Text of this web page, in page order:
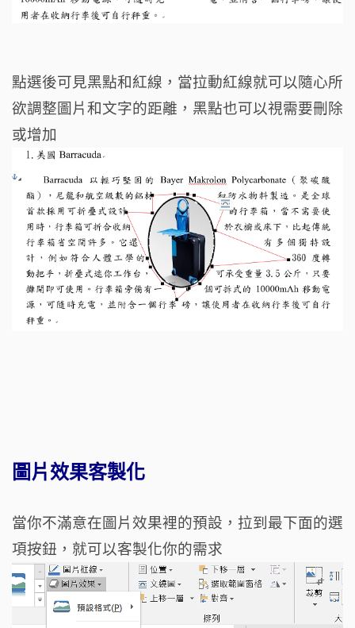
點選後可見黑點和紅線，當拉動紅線就可以隨心所
欲調整圖片和文字的距離，黑點也可以視需要刪除
或增加
圖片效果客製化
當你不滿意在圖片效果裡的預設，拉到最下面的選
項按鈕，就可以客製化你的需求